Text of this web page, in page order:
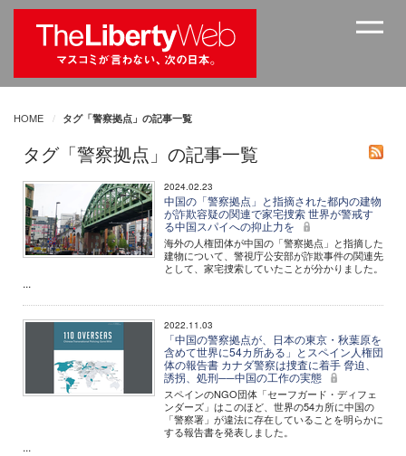
HOME タグ「警察拠点」の記事一覧
タグ「警察拠点」の記事一覧
2024.02.23
中国の「警察拠点」と指摘された都内の建物
が詐欺容疑の関連で家宅捜索 世界が警戒す
る中国スパイへの抑止力を
海外の人権団体が中国の「警察拠点」と指摘した
建物について、警視庁公安部が詐欺事件の関連先
として、家宅捜索していたことが分かりました。
...
2022.11.03
「中国の警察拠点が、日本の東京・秋葉原を
含めて世界に54カ所ある」とスペイン人権団
体の報告書 カナダ警察は捜査に着手 脅迫、
誘拐、処刑──中国の工作の実態
スペインのNGO団体「セーフガード・ディフェ
ンダーズ」はこのほど、世界の54カ所に中国の
「警察署」が違法に存在していることを明らかに
する報告書を発表しました。
...